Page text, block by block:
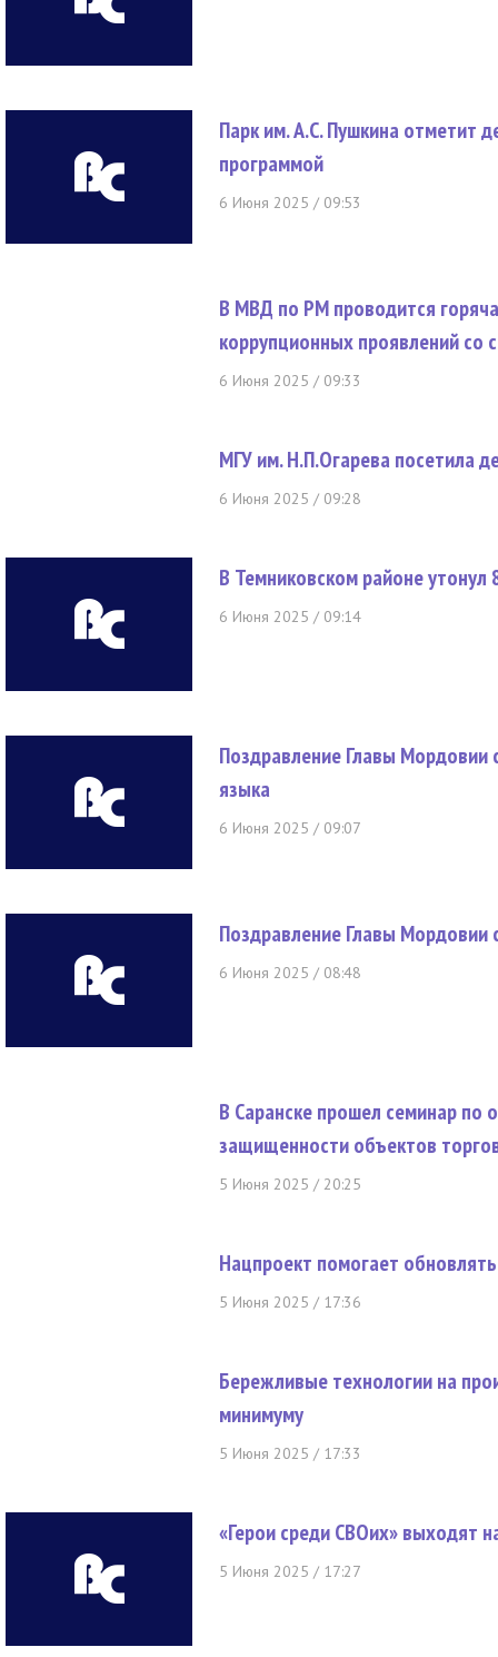
Парк им. А.С. Пушкина отметит
программой
6 Июня 2025 / 09:53
В МВД по РМ проводится
коррупционных проявлений со
6 Июня 2025 / 09:33
МГУ им. Н.П.Огарева посетила
6 Июня 2025 / 09:28
В Темниковском районе утонул
6 Июня 2025 / 09:14
Поздравление Главы Мордовии
языка
6 Июня 2025 / 09:07
Поздравление Главы Мордовии
6 Июня 2025 / 08:48
В Саранске прошел семинар по
защищенности объектов
5 Июня 2025 / 20:25
Нацпроект помогает
5 Июня 2025 / 17:36
Бережливые технологии на
минимуму
5 Июня 2025 / 17:33
«Герои среди СВОих» выходят
5 Июня 2025 / 17:27